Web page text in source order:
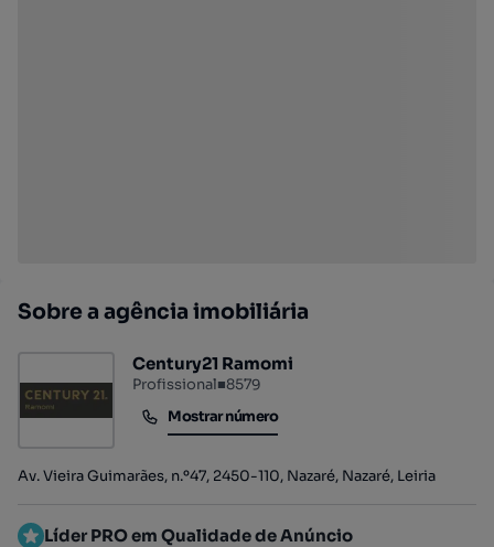
Sobre a agência imobiliária
Century21 Ramomi
Profissional■8579
Mostrar número
Mostrar número
Av. Vieira Guimarães, n.º47, 2450-110, Nazaré, Nazaré, Leiria
Líder PRO em Qualidade de Anúncio